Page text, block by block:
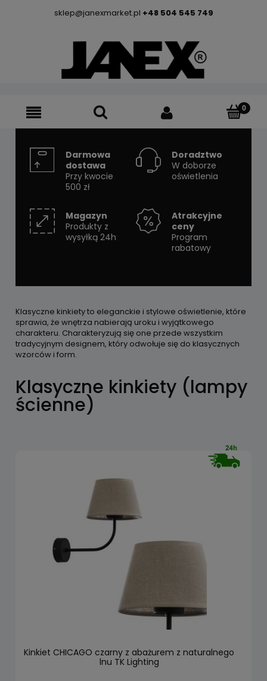
sklep@janexmarket.pl +48 504 545 749
Darmowa
dostawa
Przy kwocie
500 zł
Doradztwo
W doborze
oświetlenia
Magazyn
Produkty z
wysyłką 24h
Atrakcyjne
ceny
Program
rabatowy
Klasyczne kinkiety to eleganckie i stylowe oświetlenie, które
sprawia, że wnętrza nabierają uroku i wyjątkowego
charakteru. Charakteryzują się one przede wszystkim
tradycyjnym designem, który odwołuje się do klasycznych
wzorców i form.
Klasyczne kinkiety (lampy
ścienne)
Kinkiet CHICAGO czarny z abażurem z naturalnego
lnu TK Lighting